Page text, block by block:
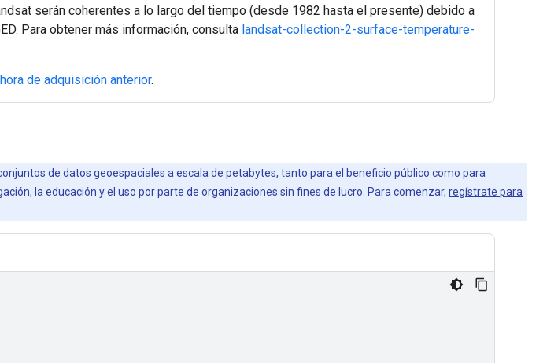
serán coherentes a lo largo del tiempo (desde 1982 hasta el presente) debido a
Para obtener más información, consulta landsat-collection-2-surface-temperature-
de adquisición anterior.
de datos geoespaciales a escala de petabytes, tanto para el beneficio público como para
la educación y el uso por parte de organizaciones sin fines de lucro. Para comenzar, regístrate para